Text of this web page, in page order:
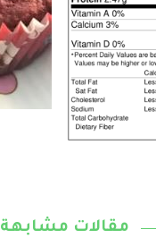
مقالات مشابهة